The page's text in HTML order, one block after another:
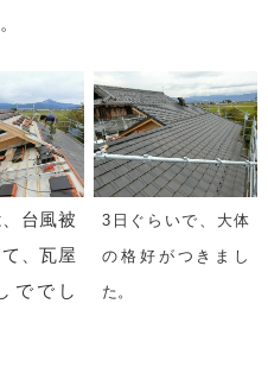
台風被
、瓦屋
ででし
3日ぐらいで、大体
の格好がつきまし
た。